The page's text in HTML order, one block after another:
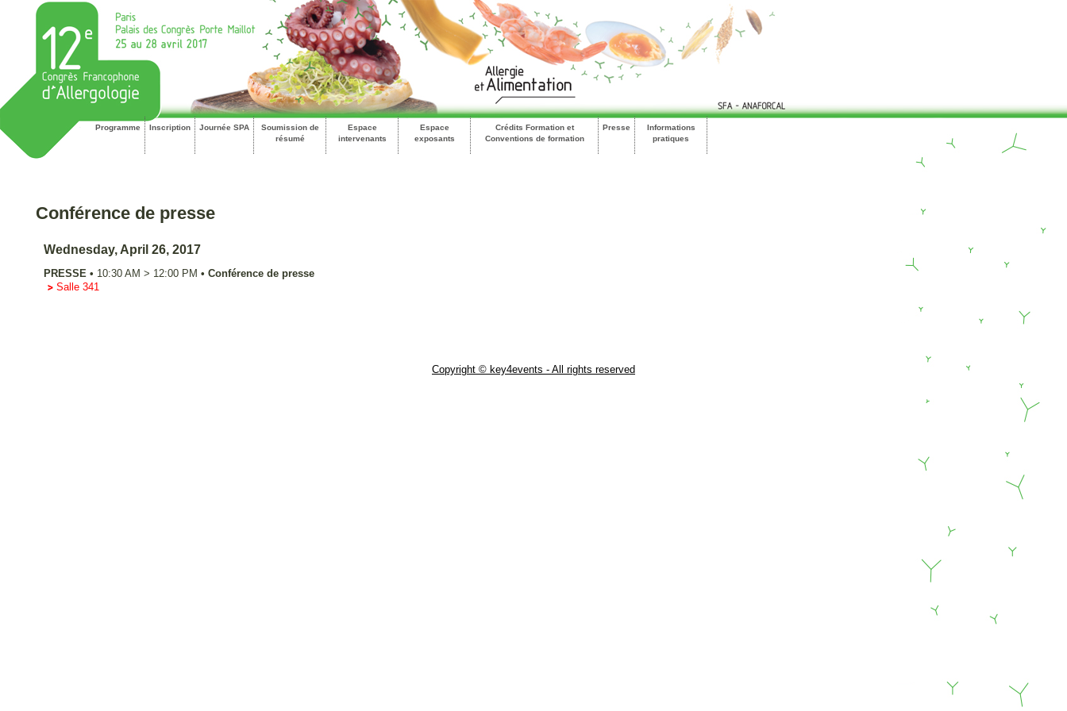
Programme Inscription Journée SPA
Soumission de
résumé
Espace
intervenants
Espace
exposants
Crédits Formation et
Conventions de formation
Presse
Informations
pratiques
Conférence de presse
Wednesday, April 26, 2017
PRESSE • 10:30 AM > 12:00 PM • Conférence de presse
Salle 341
Copyright © key4events - All rights reserved